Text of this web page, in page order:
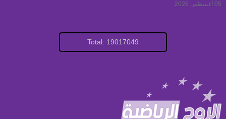
05 أغسطس 2026
Total: 19017049